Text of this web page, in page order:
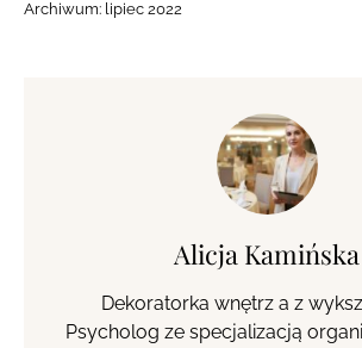
Archiwum: lipiec 2022
Alicja Kamińska
Dekoratorka wnętrz a z
Psycholog ze specjalizacją